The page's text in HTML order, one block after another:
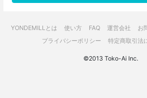
YONDEMILLとは 使い方 FAQ 運営会社 お
プライバシーポリシー
特定商取引法
©2013 Toko-Ai Inc.